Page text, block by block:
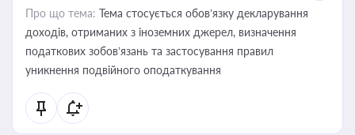
Про що тема: Тема стосується обов’язку декларування
доходів, отриманих з іноземних джерел, визначення
податкових зобов’язань та застосування правил
уникнення подвійного оподаткування